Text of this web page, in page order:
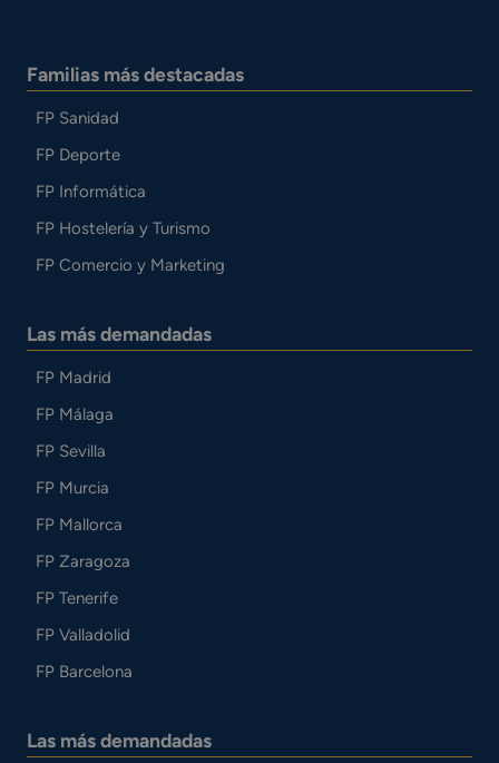
Familias más destacadas
FP Sanidad
FP Deporte
FP Informática
FP Hostelería y Turismo
FP Comercio y Marketing
Las más demandadas
FP Madrid
FP Málaga
FP Sevilla
FP Murcia
FP Mallorca
FP Zaragoza
FP Tenerife
FP Valladolid
FP Barcelona
Las más demandadas